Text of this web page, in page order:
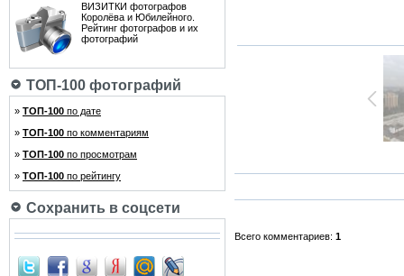
ВИЗИТКИ фотографов
Королёва и Юбилейного.
Рейтинг фотографов и их
фотографий
ТОП-100 фотографий
» ТОП-100 по дате
» ТОП-100 по комментариям
» ТОП-100 по просмотрам
» ТОП-100 по рейтингу
Сохранить в соцсети
Всего комментариев: 1